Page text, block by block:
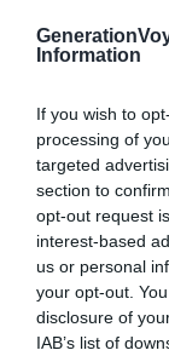
Information
If you wish to
processing of
targeted
section to
opt-out request
interest-based
us or personal
your opt-out.
disclosure of
IAB’s list of